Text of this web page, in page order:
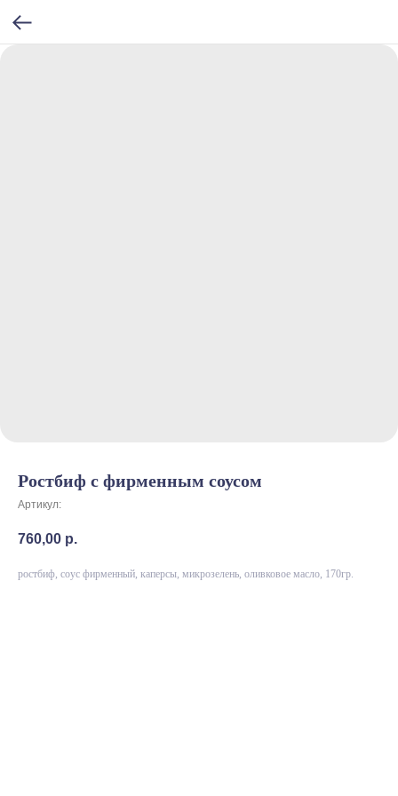
Ростбиф с фирменным соусом
Артикул:
760,00 р.
ростбиф, соус фирменный, каперсы, микрозелень, оливковое масло, 170гр.